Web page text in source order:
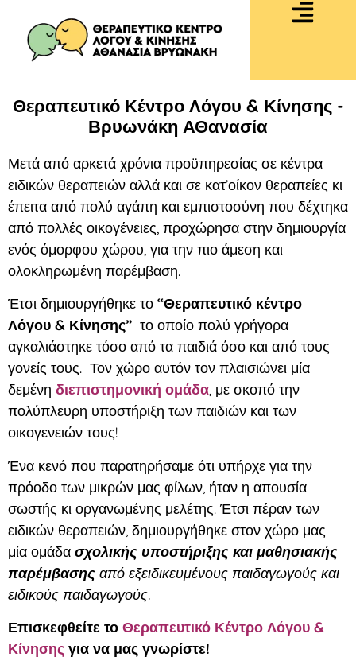
Θεραπευτικό Κέντρο Λόγου & Κίνησης -
Βρυωνάκη ΑΘανασία
Μετά από αρκετά χρόνια προϋπηρεσίας σε κέντρα
ειδικών θεραπειών αλλά και σε κατ’οίκον θεραπείες κι
έπειτα από πολύ αγάπη και εμπιστοσύνη που δέχτηκα
από πολλές οικογένειες, προχώρησα στην δημιουργία
ενός όμορφου χώρου, για την πιο άμεση και
ολοκληρωμένη παρέμβαση.
Έτσι δημιουργήθηκε το “Θεραπευτικό κέντρο
Λόγου & Κίνησης” το οποίο πολύ γρήγορα
αγκαλιάστηκε τόσο από τα παιδιά όσο και από τους
γονείς τους. Τον χώρο αυτόν τον πλαισιώνει μία
δεμένη διεπιστημονική ομάδα, με σκοπό την
πολύπλευρη υποστήριξη των παιδιών και των
οικογενειών τους!
Ένα κενό που παρατηρήσαμε ότι υπήρχε για την
πρόοδο των μικρών μας φίλων, ήταν η απουσία
σωστής κι οργανωμένης μελέτης. Έτσι πέραν των
ειδικών θεραπειών, δημιουργήθηκε στον χώρο μας
μία ομάδα σχολικής υποστήριξης και μαθησιακής
παρέμβασης από εξειδικευμένους παιδαγωγούς και
ειδικούς παιδαγωγούς.
Επισκεφθείτε το Θεραπευτικό Κέντρο Λόγου &
Κίνησης για να μας γνωρίστε!